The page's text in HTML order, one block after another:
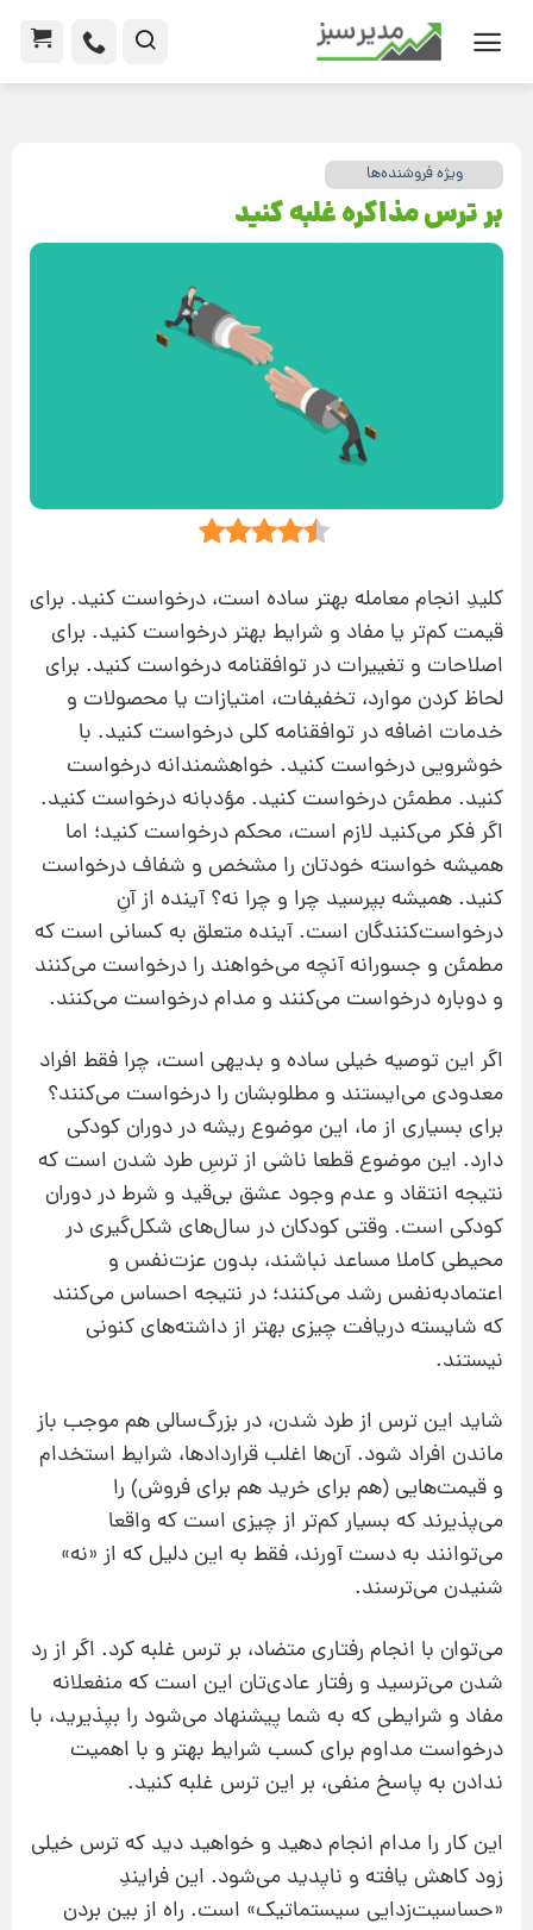
ویژه فروشنده‌ها
بر ترس مذاکره غلبه کنید
کلیدِ انجام معامله بهتر ساده است، درخواست کنید. برای
قیمت کم‌تر یا مفاد و شرایط بهتر درخواست کنید. برای
اصلاحات و تغییرات در توافقنامه درخواست کنید. برای
لحاظ کردن موارد، ‌تخفیفات، امتیازات یا محصولات و
خدمات اضافه در توافقنامه کلی درخواست کنید. با
خوشرویی درخواست کنید. خواهشمندانه درخواست
کنید. مطمئن درخواست کنید. مؤدبانه درخواست کنید.
اگر فکر می‌کنید لازم است، محکم درخواست کنید؛ اما
همیشه خواسته خودتان را مشخص و شفاف درخواست
کنید. همیشه بپرسید چرا و چرا نه؟ آینده از آنِ
درخواست‌کنندگان است. آینده متعلق به کسانی است که
مطمئن و جسورانه آنچه می‌خواهند را درخواست می‌کنند
و دوباره درخواست می‌کنند و مدام درخواست می‌کنند.
اگر این توصیه خیلی ساده و بدیهی است، چرا فقط افراد
معدودی می‌ایستند و مطلوبشان را درخواست می‌کنند؟
برای بسیاری از ما، این موضوع ریشه در دوران کودکی
دارد. این موضوع قطعا ناشی از ترسِ طرد شدن است که
نتیجه انتقاد و عدم وجود عشق بی‌قید‌ و شرط در دوران
کودکی است. وقتی کودکان در سال‌های شکل‌گیری‌ در
محیطی کاملا مساعد نباشند، بدون عزت‌نفس و
اعتمادبه‌نفس رشد می‌کنند؛ در نتیجه احساس می‌کنند
که شایسته دریافت چیزی بهتر از داشته‌های کنونی
نیستند.
شاید این ترس از طرد شدن، در بزرگ‌سالی هم موجب باز
ماندن افراد شود. آن‌ها اغلب قراردادها، شرایط استخدام
و قیمت‌هایی (هم برای خرید هم برای فروش) را
می‌پذیرند که بسیار کم‌تر از چیزی است که واقعا
می‌توانند به دست آورند، فقط به این دلیل که از «نه»
شنیدن می‌ترسند.
می‌توان با انجام رفتاری متضاد، بر ترس غلبه کرد. اگر از رد
شدن می‌ترسید و رفتار عادی‌تان این است که منفعلانه
مفاد و شرایطی که به شما پیشنهاد می‌شود را بپذیرید، با
درخواست مداوم برای کسب شرایط بهتر و با اهمیت
ندادن به پاسخ منفی، بر این ترس غلبه کنید.
این کار را مدام انجام دهید و خواهید دید که ترس خیلی
زود کاهش ‌یافته و ناپدید می‌شود. این فرایندِ
«حساسیت‌زدایی سیستماتیک» است. راه از بین بردن